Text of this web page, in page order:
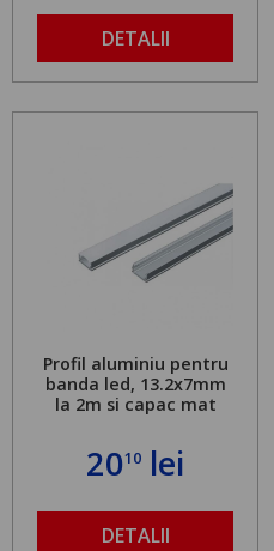
DETALII
Profil aluminiu pentru
banda led, 13.2x7mm
la 2m si capac mat
2010 lei
DETALII